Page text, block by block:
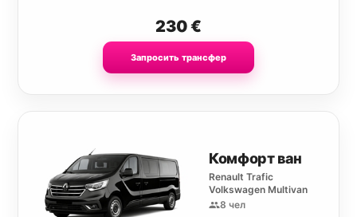
230€
Запросить трансфер
Комфорт ван
Renault Trafic
Volkswagen Multivan
8 чел